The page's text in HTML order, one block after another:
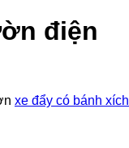
điện
xe đẩy có bánh xích